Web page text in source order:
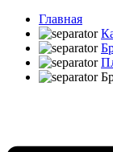
Главная